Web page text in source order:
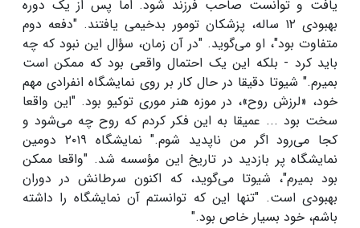
یافت و توانست صاحب فرزند شود. اما پس از یک دوره
بهبودی ۱۲ ساله، پزشکان تومور بدخیمی یافتند. "دفعه دوم
متفاوت بود"، او می‌گوید. "در آن زمان، سؤال این نبود که چه
باید کرد - بلکه این یک احتمال واقعی بود که ممکن است
بمیرم." شیوتا دقیقا در حال کار بر روی نمایشگاه انفرادی مهم
خود، «لرزش روح»، در موزه هنر موری توکیو بود. "این واقعا
سخت بود ... عمیقا به این فکر کردم که روح چه می‌شود و
کجا می‌رود اگر من ناپدید شوم." نمایشگاه ۲۰۱۹ دومین
نمایشگاه پر بازدید در تاریخ این مؤسسه شد. "واقعا ممکن
بود بمیرم"، شیوتا می‌گوید، که اکنون سرطانش در دوران
بهبودی است. "تنها این که توانستم آن نمایشگاه را داشته
باشم، خود بسیار خاص بود."